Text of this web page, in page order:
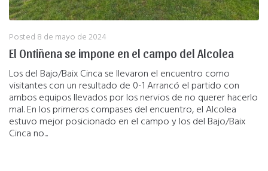
Posted 8 de mayo de 2024
El Ontiñena se impone en el campo del Alcolea
Los del Bajo/Baix Cinca se llevaron el encuentro como
visitantes con un resultado de 0-1 Arrancó el partido con
ambos equipos llevados por los nervios de no querer hacerlo
mal. En los primeros compases del encuentro, el Alcolea
estuvo mejor posicionado en el campo y los del Bajo/Baix
Cinca no...